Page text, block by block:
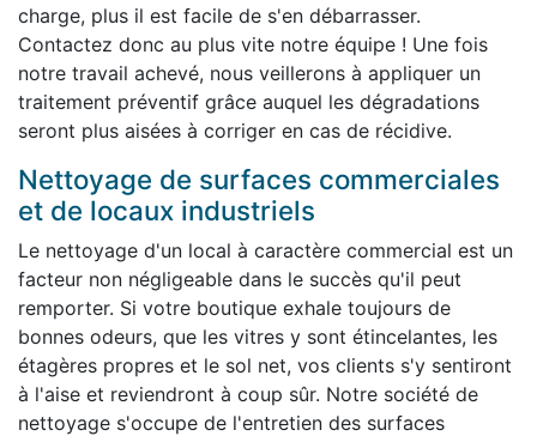
charge, plus il est facile de s'en débarrasser.
Contactez donc au plus vite notre équipe ! Une fois
notre travail achevé, nous veillerons à appliquer un
traitement préventif grâce auquel les dégradations
seront plus aisées à corriger en cas de récidive.
Nettoyage de surfaces commerciales
et de locaux industriels
Le nettoyage d'un local à caractère commercial est un
facteur non négligeable dans le succès qu'il peut
remporter. Si votre boutique exhale toujours de
bonnes odeurs, que les vitres y sont étincelantes, les
étagères propres et le sol net, vos clients s'y sentiront
à l'aise et reviendront à coup sûr. Notre société de
nettoyage s'occupe de l'entretien des surfaces